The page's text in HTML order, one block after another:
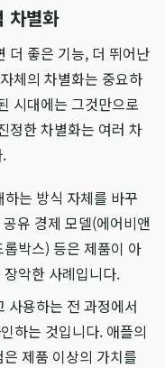
차별화
더 좋은 기능, 더 뛰어난
체의 차별화는 중요하
시대에는 그것만으로
정한 차별화는 여러 차
는 방식 자체를 바꾸
유 경제 모델(에어비앤
박스) 등은 제품이 아
악한 사례입니다.
사용하는 전 과정에서
하는 것입니다. 애플의
제품 이상의 가치를